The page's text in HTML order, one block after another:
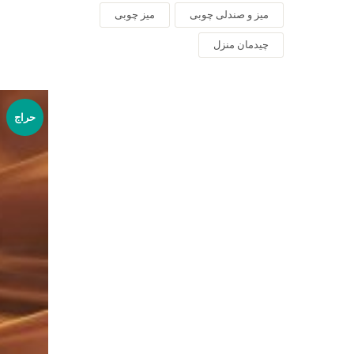
حراج
میز و صندلی چوبی میز چوبی
چیدمان منزل